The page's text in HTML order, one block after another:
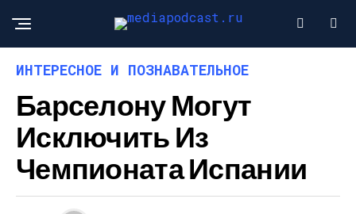
ИНТЕРЕСНОЕ И ПОЗНАВАТЕЛЬНОЕ
Барселону Могут
Исключить Из
Чемпионата Испании